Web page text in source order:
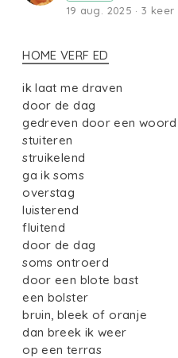
19 aug. 2025 · 3
HOME VERF ED
ik laat me draven
door de dag
gedreven door een
stuiteren
struikelend
ga ik soms
overstag
luisterend
fluitend
door de dag
soms ontroerd
door een blote bast
een bolster
bruin, bleek of oranje
dan breek ik weer
op een terras